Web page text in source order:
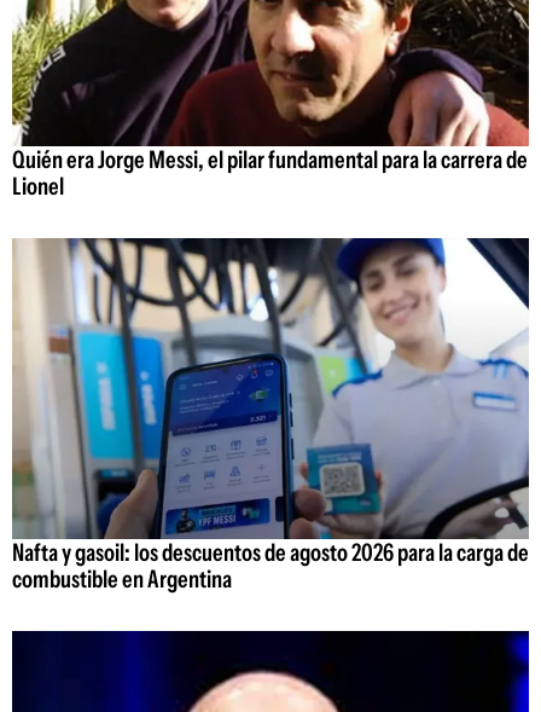
Quién era Jorge Messi, el pilar fundamental para la carrera de
Lionel
Nafta y gasoil: los descuentos de agosto 2026 para la carga de
combustible en Argentina